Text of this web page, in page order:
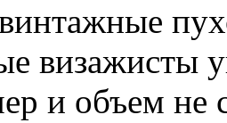
визажисты
и объем не